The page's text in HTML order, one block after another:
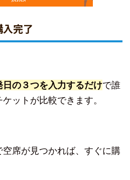
完了
の３つを入力するだけで誰
ットが比較できます。
席が見つかれば、すぐに購